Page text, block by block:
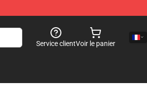
Service clientVoir le panier